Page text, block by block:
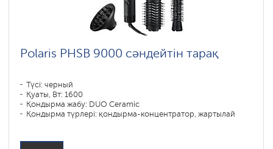
Polaris PHSB 9000 сәндейтін тарақ
Түсі: черный
Қуаты, Вт: 1600
Қондырма жабу: DUO Ceramic
Қондырма түрлері: қондырма-концентратор, жартылай